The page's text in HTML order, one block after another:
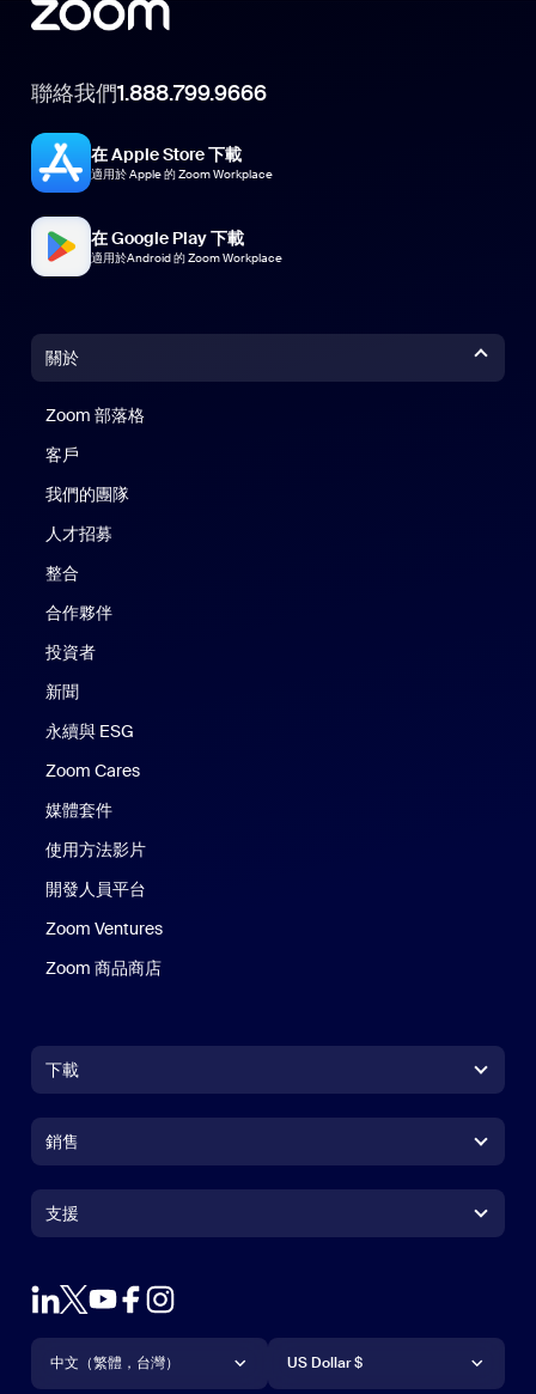
聯絡我們1.888.799.9666
在 Apple Store 下載
適用於 Apple 的 Zoom Workplace
在 Google Play 下載
適用於Android 的 Zoom Workplace
關於
Zoom 部落格
客戶
我們的團隊
人才招募
整合
合作夥伴
投資者
新聞
永續與 ESG
Zoom Cares
媒體套件
使用方法影片
開發人員平台
Zoom Ventures
Zoom 商品商店
下載
Zoom Rooms 應用程式Zoom Rooms 應用程式
Zoom Rooms Controller
Outlook 外掛程式
Android 應用程式
Android 應用程式
銷售
聯絡銷售人員
申請示範
網路研討會和活動
支援
支援
帳戶
學習中心
語言
中文（繁體，台灣）
貨幣
US Dollar $